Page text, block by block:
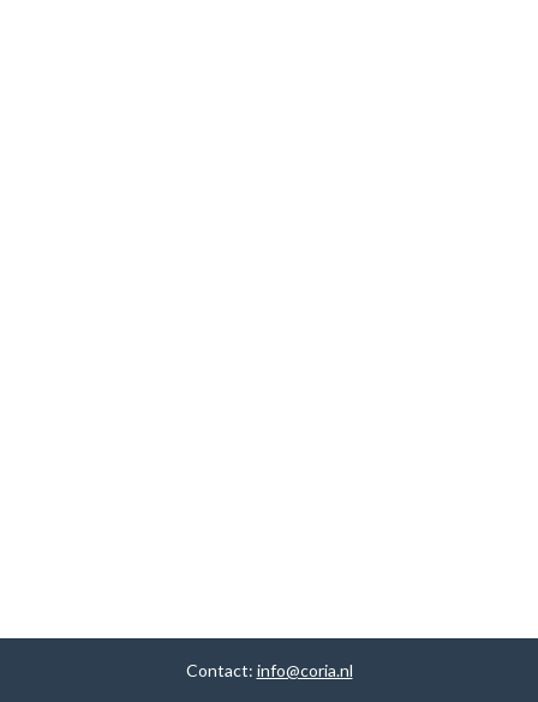
Contact: info@coria.nl